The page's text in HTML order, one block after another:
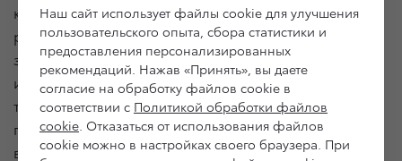
камера заднего вида с динамическими линиями
разметки, система помощи при выезде с парковки
задним ходом с функциями визуального
и звукового оповещения и автоматическим
торможением (RCTAB) и передние датчики
парковки, самостоятельно использующие
возможности тормозной системы при опасном
Наш сайт использует файлы cookie для улучшения
пользовательского опыта, сбора статистики и
предоставления персонализированных
рекомендаций. Нажав «Принять», вы даете
согласие на обработку файлов cookie в
соответствии с Политикой обработки файлов
cookie . Отказаться от использования файлов
cookie можно в настройках своего браузера. При